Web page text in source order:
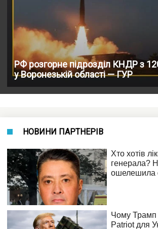
РФ розгорне підрозділ КНДР з
у Воронезькій області — ГУР
НОВИНИ ПАРТНЕРІВ